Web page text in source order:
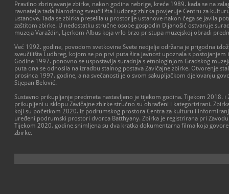
Pravilno zbrinjavanje zbirke, nakon godina nebrige, kreće 1989. kada se na
ravnatelja tada Narodnog sveučilišta Ludbreg zbirka povjeruje Centru za
ustanove. Tada se zbirka preselila u prostorije ustanove nakon čega se javila
zaštitom zbirke. U nedostatku stručne osobe gospodin Dijanošić ostvaruje
muzeja Varaždin, Ljerkom Albus koja vrlo brzo pristupa muzejskoj obradi
Već 1992. godine, povodom svetkovine Svete nedjelje održana je prigodna
sveučilišta Ludbreg, kojom se po prvi puta šira javnost upoznala s postojanjem
Godine 1997. ponovno se uspostavlja suradnja s etnologinjom Gradskog
puta ona se odnosila na izradbu stalnog postava Zavičajne zbirke. Otvorenje
prosinca 1997. godine, a na svečanosti je o svom sakupljačkom djelovanju
Stjepan Belović.
Sustavno prikupljanje predmeta nastavljeno je tijekom godina. Tijekom 2018.
prikupljeni u sklopu Zavičajne zbirke stručno su obrađeni i kategorizirani.
koji su početkom 2020. iz podrumskog prostora Centra za kulturu i
uređeni podrumski prostori dvorca Batthyany. Zbirka je registrirana pri
Tijekom 2020. godine snimljena su dva kratka dokumentarna filma koja
zbirke.